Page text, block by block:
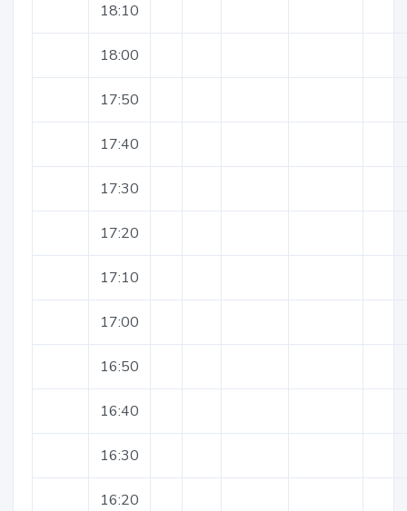
18:10
18:00
17:50
17:40
17:30
17:20
17:10
17:00
16:50
16:40
16:30
16:20